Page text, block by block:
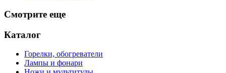
Смотрите еще
Каталог
Горелки, обогреватели
Лампы и фонари